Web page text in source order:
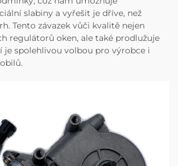
slabiny a vyřešit je dříve, než
Tento závazek vůči kvalitě nejen
regulátorů oken, ale také prodlužuje
je spolehlivou volbou pro výrobce i